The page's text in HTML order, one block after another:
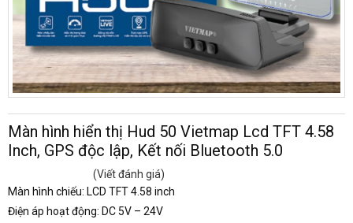
Màn hình hiển thị Hud 50 Vietmap Lcd TFT 4.58
Inch, GPS độc lập, Kết nối Bluetooth 5.0
(Viết đánh giá)
Màn hình chiếu: LCD TFT 4.58 inch
Điện áp hoạt động: DC 5V – 24V